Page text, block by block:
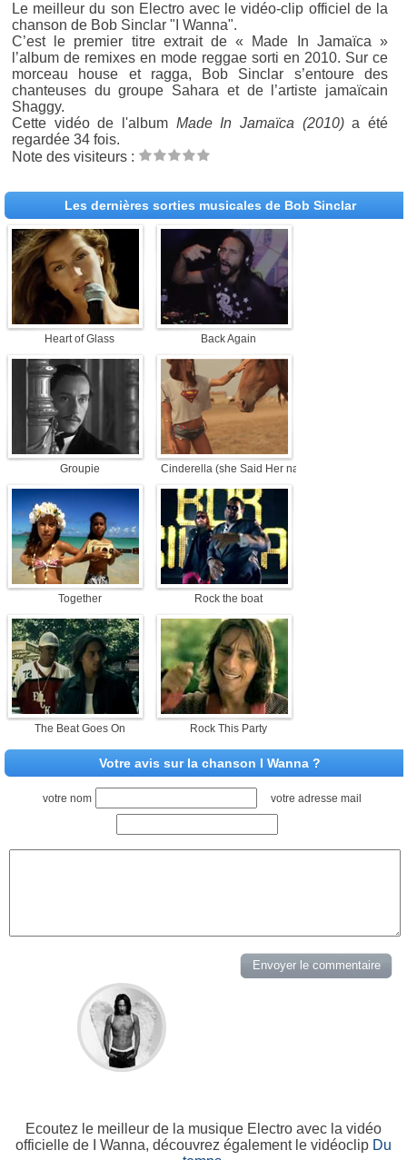
Le meilleur du son Electro avec le vidéo-clip officiel de la
chanson de Bob Sinclar "I Wanna".
C’est le premier titre extrait de « Made In Jamaïca »
l’album de remixes en mode reggae sorti en 2010. Sur ce
morceau house et ragga, Bob Sinclar s’entoure des
chanteuses du groupe Sahara et de l’artiste jamaïcain
Shaggy.
Cette vidéo de l'album Made In Jamaïca (2010)a été
regardée 34 fois.
Note des visiteurs :
Les dernières sorties musicales de Bob Sinclar
Heart of Glass Back Again
Groupie Cinderella (she Said Her name)
Together Rock the boat
The Beat Goes On Rock This Party
Votre avis sur la chanson I Wanna ?
votre nom votre adresse mail
Ecoutez le meilleur de la musique Electro avec la vidéo
officielle de I Wanna, découvrez également le vidéoclip Du